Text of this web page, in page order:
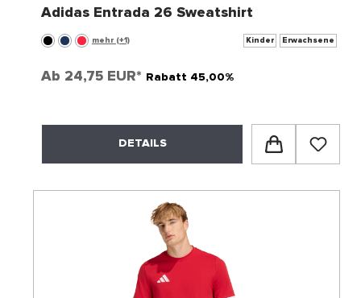
Adidas Entrada 26 Sweatshirt
mehr (+1) Kinder Erwachsene
Ab 24,75 EUR* Rabatt 45,00%
DETAILS